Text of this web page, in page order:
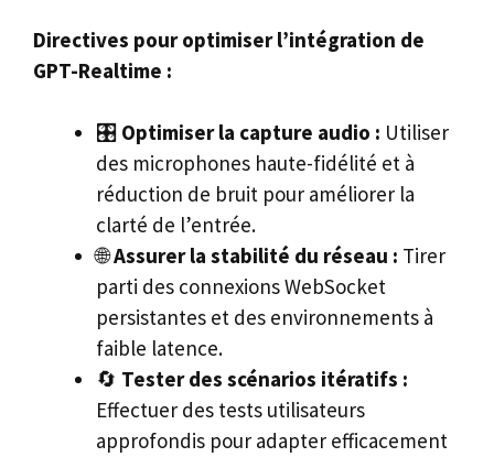
Directives pour optimiser l’intégration de
GPT-Realtime :
🎛️ Optimiser la capture audio : Utiliser
des microphones haute-fidélité et à
réduction de bruit pour améliorer la
clarté de l’entrée.
🌐Assurer la stabilité du réseau : Tirer
parti des connexions WebSocket
persistantes et des environnements à
faible latence.
🔄 Tester des scénarios itératifs :
Effectuer des tests utilisateurs
approfondis pour adapter efficacement